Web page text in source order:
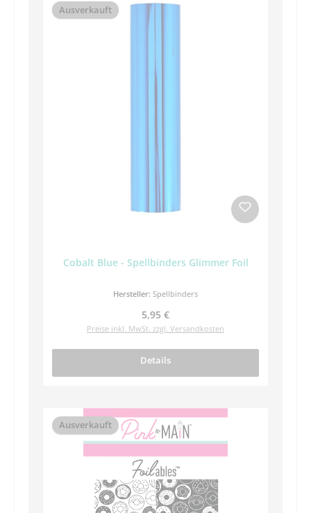
Ausverkauft
Cobalt Blue - Spellbinders Glimmer Foil
Hersteller: Spellbinders
Regulärer Preis:
5,95 €
Preise inkl. MwSt. zzgl. Versandkosten
Details
Ausverkauft